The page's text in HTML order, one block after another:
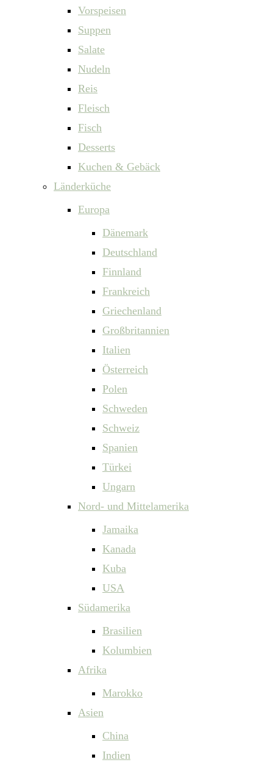
Vorspeisen
Suppen
Salate
Nudeln
Reis
Fleisch
Fisch
Desserts
Kuchen & Gebäck
Länderküche
Europa
Dänemark
Deutschland
Finnland
Frankreich
Griechenland
Großbritannien
Italien
Österreich
Polen
Schweden
Schweiz
Spanien
Türkei
Ungarn
Nord- und Mittelamerika
Jamaika
Kanada
Kuba
USA
Südamerika
Brasilien
Kolumbien
Afrika
Marokko
Asien
China
Indien